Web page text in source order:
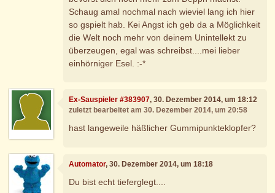
Schaug amal nochmal nach wieviel lang ich hier
so gspielt hab. Kei Angst ich geb da a Möglichkeit
die Welt noch mehr von deinem Unintellekt zu
überzeugen, egal was schreibst....mei lieber
einhörniger Esel. :-*
Ex-Sauspieler #383907, 30. Dezember 2014, um 18:12
zuletzt bearbeitet am 30. Dezember 2014, um 20:58
hast langeweile häßlicher Gummipunkteklopfer?
Automator, 30. Dezember 2014, um 18:18
Du bist echt tieferglegt....